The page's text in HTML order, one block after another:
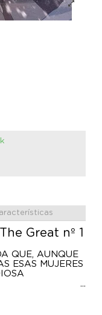
Great nº 1
QUE, AUNQUE
ESAS MUJERES
dibujante de
con su
joven hermosa,